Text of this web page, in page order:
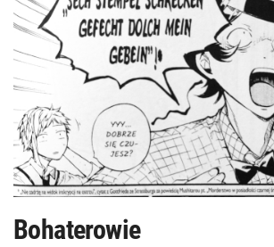
Bohaterowie